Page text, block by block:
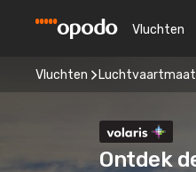
Vluchten
Vluchten
Ontdek